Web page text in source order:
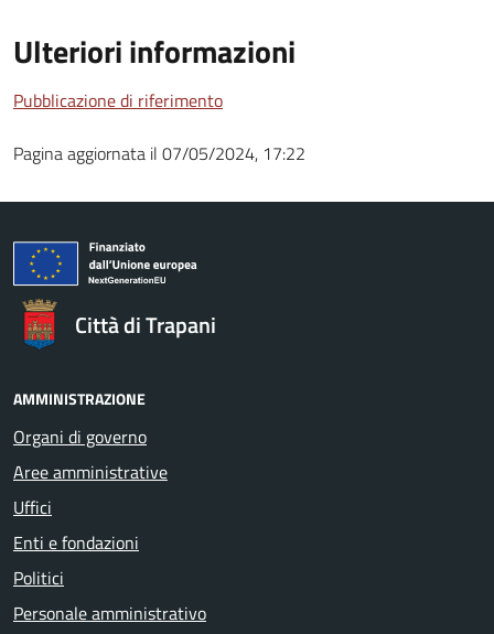
Ulteriori informazioni
Pubblicazione di riferimento
Pagina aggiornata il 07/05/2024, 17:22
Città di Trapani
AMMINISTRAZIONE
Organi di governo
Aree amministrative
Uffici
Enti e fondazioni
Politici
Personale amministrativo